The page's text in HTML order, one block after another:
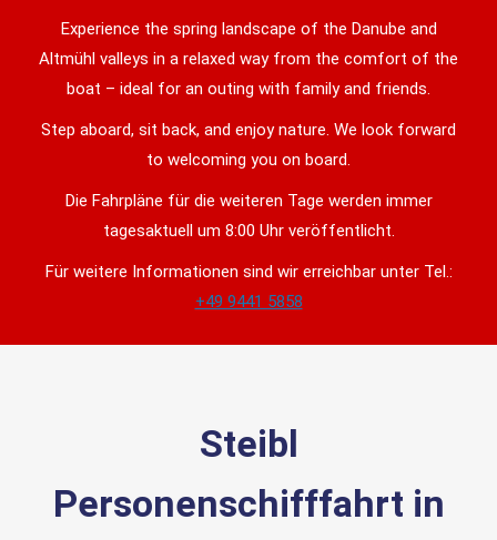
Experience the spring landscape of the Danube and
Altmühl valleys in a relaxed way from the comfort of the
boat – ideal for an outing with family and friends.
Step aboard, sit back, and enjoy nature. We look forward
to welcoming you on board.
Die Fahrpläne für die weiteren Tage werden immer
tagesaktuell um 8:00 Uhr veröffentlicht.
Für weitere Informationen sind wir erreichbar unter Tel.:
+49 9441 5858
Steibl
Personenschifffahrt in